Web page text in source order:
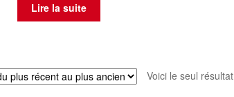
Lire la suite
Voici le seul résultat